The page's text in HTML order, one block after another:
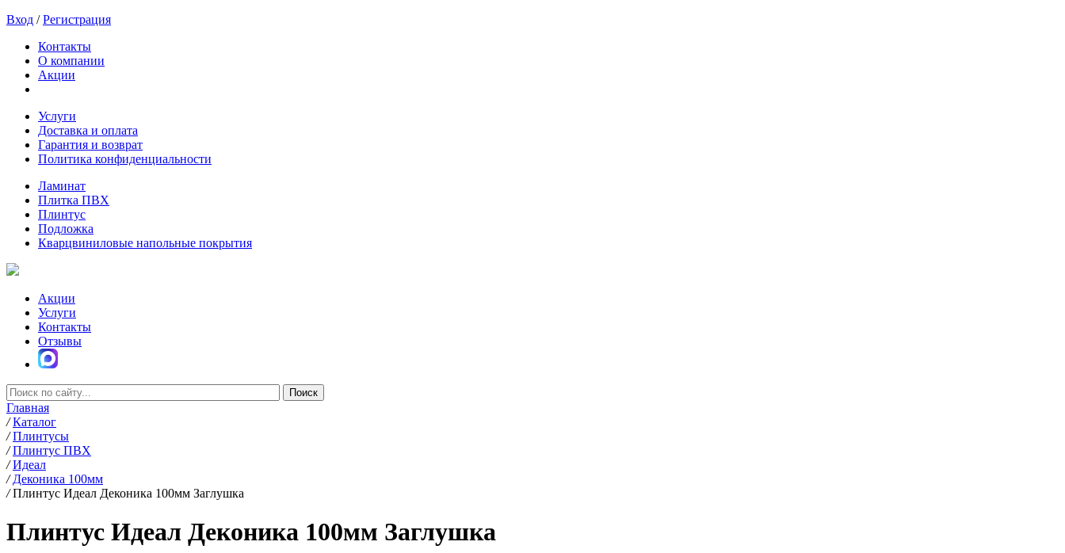
Вход /Регистрация
Контакты
О компании
Акции
Услуги
Доставка и оплата
Гарантия и возврат
Политика конфиденциальности
Ламинат
Плитка ПВХ
Плинтус
Подложка
Кварцвиниловые напольные покрытия
Акции
Услуги
Контакты
Отзывы
Главная
/ Каталог
/ Плинтусы
/ Плинтус ПВХ
/ Идеал
/ Деконика 100мм
/ Плинтус Идеал Деконика 100мм Заглушка
Плинтус Идеал Деконика 100мм Заглушка